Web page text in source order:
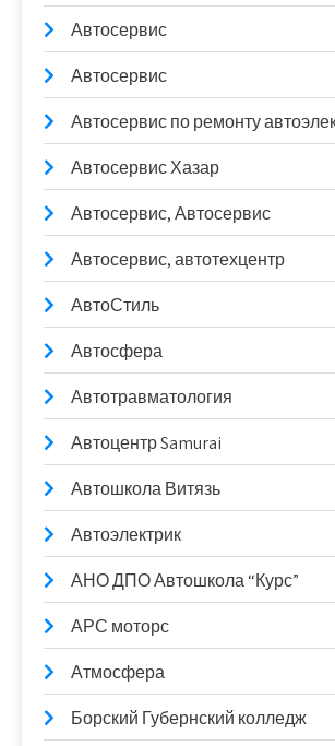
Автосервис
Автосервис
Автосервис по ремонту
Автосервис Хазар
Автосервис, Автосервис
Автосервис, автотехцентр
АвтоСтиль
Автосфера
Автотравматология
Автоцентр Samurai
Автошкола Витязь
Автоэлектрик
АНО ДПО Автошкола “Курс”
АРС моторс
Атмосфера
Борский Губернский колледж